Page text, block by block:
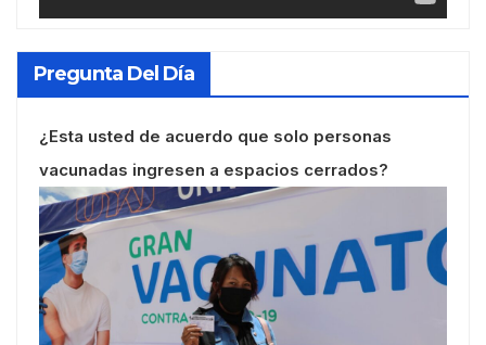
Pregunta Del Día
¿Esta usted de acuerdo que solo personas
vacunadas ingresen a espacios cerrados?